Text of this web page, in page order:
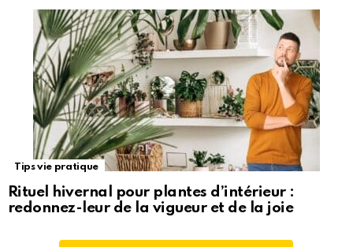
Tips vie pratique
Rituel hivernal pour plantes d’intérieur :
redonnez-leur de la vigueur et de la joie